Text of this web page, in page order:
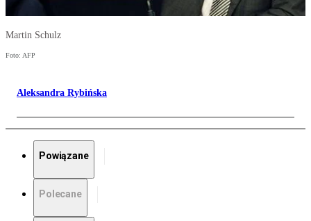
Martin Schulz
Foto: AFP
Aleksandra Rybińska
Powiązane
Polecane